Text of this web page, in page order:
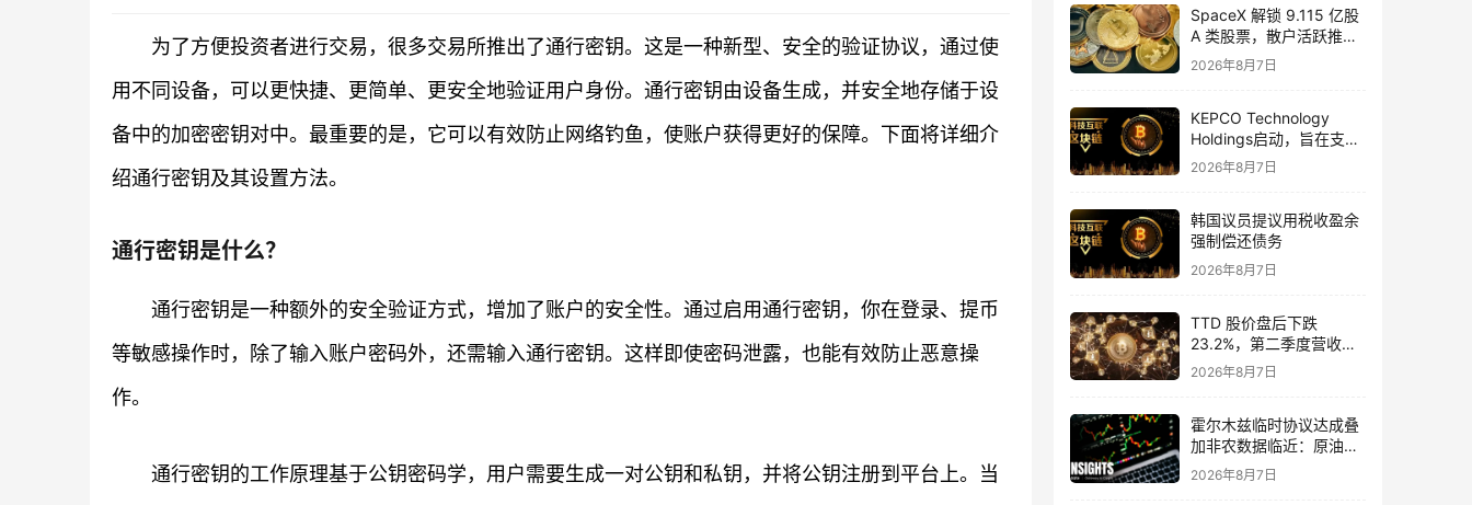
为了方便投资者进行交易，很多交易所推出了通行密钥。这是一种新型、安全的验证协议，通过使
用不同设备，可以更快捷、更简单、更安全地验证用户身份。通行密钥由设备生成，并安全地存储于设
备中的加密密钥对中。最重要的是，它可以有效防止网络钓鱼，使账户获得更好的保障。下面将详细介
绍通行密钥及其设置方法。
通行密钥是什么？
通行密钥是一种额外的安全验证方式，增加了账户的安全性。通过启用通行密钥，你在登录、提币
等敏感操作时，除了输入账户密码外，还需输入通行密钥。这样即使密码泄露，也能有效防止恶意操
作。
通行密钥的工作原理基于公钥密码学，用户需要生成一对公钥和私钥，并将公钥注册到平台上。当
SpaceX 解锁 9.115 亿股
A 类股票，散户活跃推动
股价涨 6%
2026年8月7日
KEPCO Technology
Holdings启动，旨在支持
能源初创企业
2026年8月7日
韩国议员提议用税收盈余
强制偿还债务
2026年8月7日
TTD 股价盘后下跌
23.2%，第二季度营收
7.15 亿美元，低于预期
2026年8月7日
霍尔木兹临时协议达成叠
加非农数据临近：原油、
黄金与比特币市场如何重
新定价？
2026年8月7日